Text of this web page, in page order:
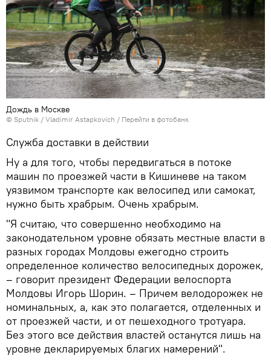
Дождь в Москве
© Sputnik / Vladimir Astapkovich / Перейти в фотобанк
Служба доставки в действии
Ну а для того, чтобы передвигаться в потоке
машин по проезжей части в Кишиневе на таком
уязвимом транспорте как велосипед или самокат,
нужно быть храбрым. Очень храбрым.
"Я считаю, что совершенно необходимо на
законодательном уровне обязать местные власти в
разных городах Молдовы ежегодно строить
определенное количество велосипедных дорожек,
– говорит президент Федерации велоспорта
Молдовы Игорь Шорин. – Причем велодорожек не
номинальных, а, как это полагается, отделенных и
от проезжей части, и от пешеходного тротуара.
Без этого все действия властей останутся лишь на
уровне декларируемых благих намерений".